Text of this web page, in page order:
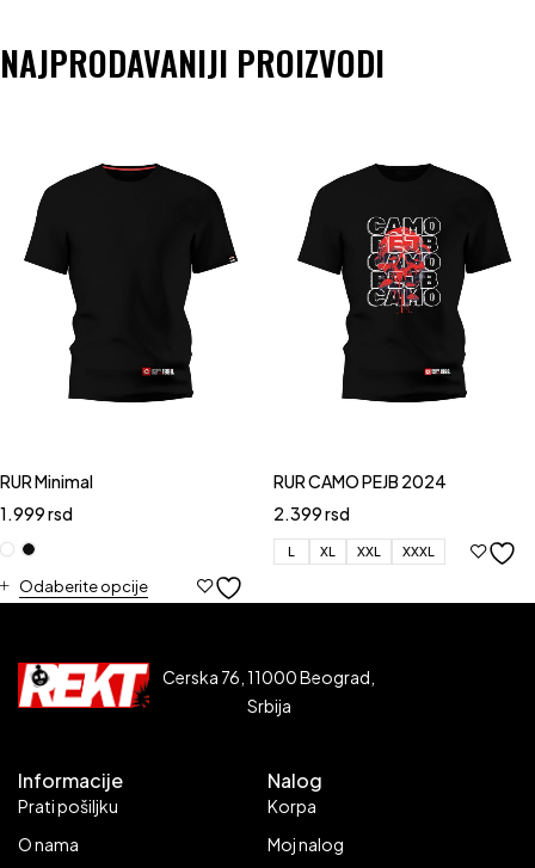
NAJPRODAVANIJI PROIZVODI
RUR Minimal
1.999rsd
Odaberite opcije
RUR CAMO PEJB 2024
2.399rsd
L XL XXL XXXL
Cerska 76, 11000 Beograd,
Srbija
Informacije
Prati pošiljku
O nama
Nalog
Korpa
Moj nalog